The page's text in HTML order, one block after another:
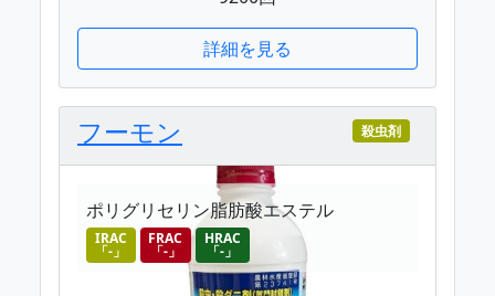
詳細を見る
フーモン 殺虫剤
ポリグリセリン脂肪酸エステル
IRAC
「-」
FRAC
「-」
HRAC
「-」